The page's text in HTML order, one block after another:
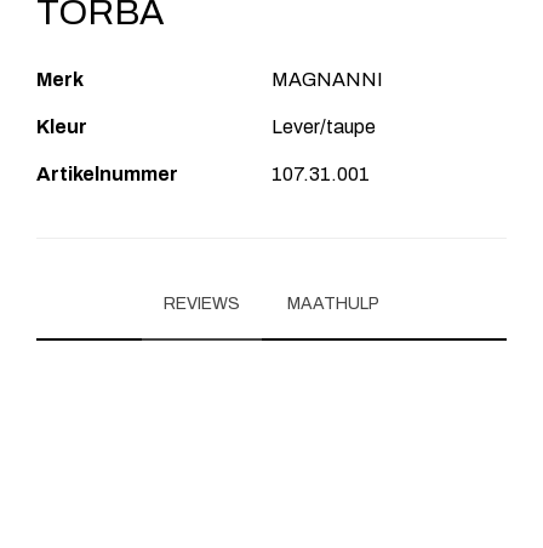
TORBA
Merk MAGNANNI
Kleur Lever/taupe
Artikelnummer 107.31.001
REVIEWS MAATHULP